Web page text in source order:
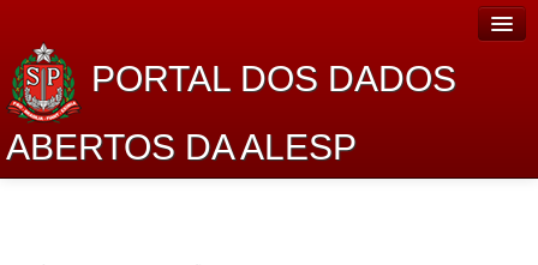
PORTAL DOS DADOS
ABERTOS DA ALESP